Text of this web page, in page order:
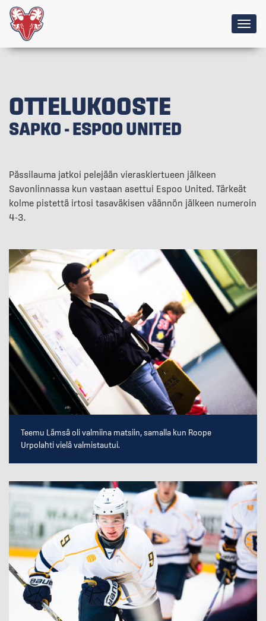
OTTELUKOOSTE
SAPKO - ESPOO UNITED
Pässilauma jatkoi pelejään vieraskiertueen jälkeen
Savonlinnassa kun vastaan asettui Espoo United. Tärkeät
kolme pistettä irtosi tasaväkisen väännön jälkeen numeroin
4-3.
Teemu Lämsä oli valmiina matsiin, samalla kun Roope
Urpolahti vielä valmistautui.